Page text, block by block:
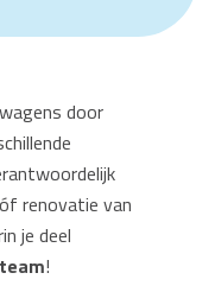
door
renovatie van
je deel
!